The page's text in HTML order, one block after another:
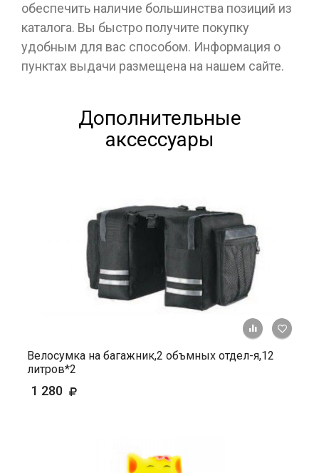
обеспечить наличие большинства позиций из
каталога. Вы быстро получите покупку
удобным для вас способом. Информация о
пунктах выдачи размещена на нашем сайте.
Дополнительные
аксессуары
+ К
Велосумка на багажник,2 объмных отдел-я,12
литров*2
1 280